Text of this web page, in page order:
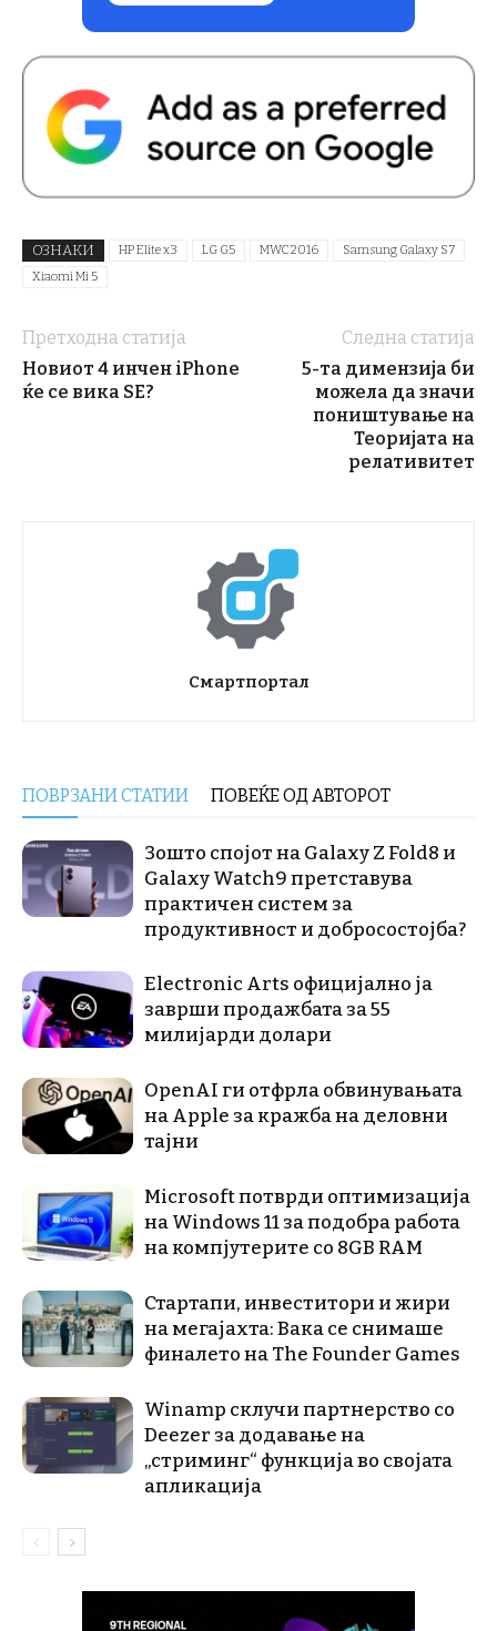
ОЗНАКИ HP Elite x3 LG G5 MWC 2016
Samsung Galaxy S7
Xiaomi Mi 5
Претходна статија
Новиот 4 инчен iPhone
ќе се вика SE?
Следна статија
5-та димензија би
можела да значи
поништување на
Теоријата на
релативитет
Смартпортал
ПОВРЗАНИ СТАТИИ ПОВЕЌЕ ОД АВТОРОТ
Зошто спојот на Galaxy Z Fold8 и
Galaxy Watch9 претставува
практичен систем за
продуктивност и добросостојба?
Electronic Arts официјално ја
заврши продажбата за 55
милијарди долари
OpenAI ги отфрла обвинувањата
на Apple за кражба на деловни
тајни
Microsoft потврди оптимизација
на Windows 11 за подобра работа
на компјутерите со 8GB RAM
Стартапи, инвеститори и жири
на мегајахта: Вака се снимаше
финалето на The Founder Games
Winamp склучи партнерство со
Deezer за додавање на
„стриминг“ функција во својата
апликација